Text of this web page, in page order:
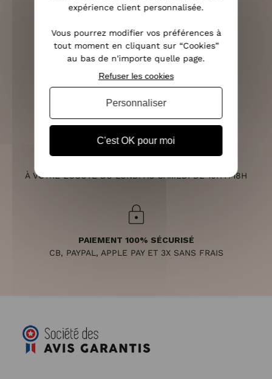
LIVRAISON RAPIDE
RETOURS SOUS 14 JOURS
(VOIR LES CONDITIONS)
À VOTRE ÉCOUTE DU LUNDI AU SAMEDI DE 10H À 18H
PAIEMENT 100% SÉCURISÉ
CB, PAYPAL, APPLE PAY ET 3X SANS FRAIS
expérience client personnalisée.
Vous pourrez modifier vos préférences à
tout moment en cliquant sur “Cookies”
au bas de n'importe quelle page.
C'est OK pour moi
Refuser les cookies
Personnaliser